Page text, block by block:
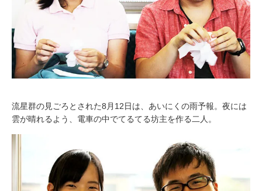
流星群の見ごろとされた8月12日は、あいにくの雨予報。夜には
雲が晴れるよう、電車の中でてるてる坊主を作る二人。